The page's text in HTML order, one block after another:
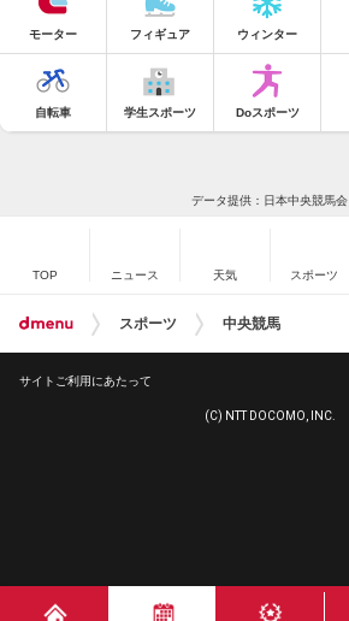
モーター フィギュア ウィンター
自転車 学生スポーツ Doスポーツ
データ提供：日本中央競馬会
TOP ニュース 天気 スポーツ
スポーツ 中央競馬
サイトご利用にあたって
(C) NTT DOCOMO, INC.